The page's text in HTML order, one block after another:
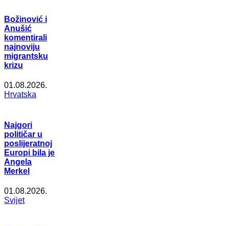
Božinović i
Anušić
komentirali
najnoviju
migrantsku
krizu
01.08.2026.
Hrvatska
Najgori
političar u
poslijeratnoj
Europi bila je
Angela
Merkel
01.08.2026.
Svijet